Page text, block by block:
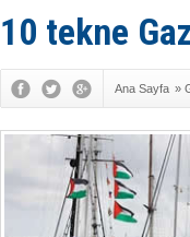
10 tekne
Ana Sayfa »